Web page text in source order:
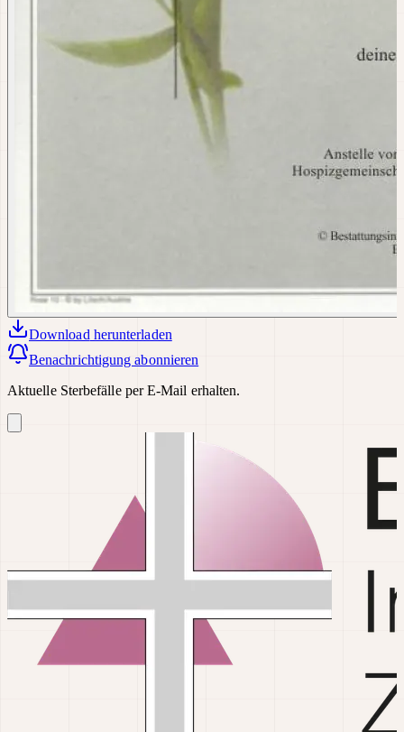
Download herunterladen
Benachrichtigung abonnieren
Aktuelle Sterbefälle per E-Mail erhalten.